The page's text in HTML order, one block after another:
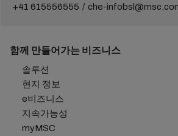
+41 615556555 che-
함께 만들어가는 비즈니스
솔루션
현지 정보
e비즈니스
지속가능성
myMSC